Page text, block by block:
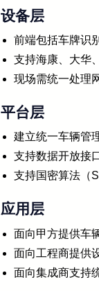
设备层
前端包括车牌识
支持海康、大华
现场需统一处理
平台层
建立统一车辆管
支持数据开放接
支持国密算法（
应用层
面向甲方提供车
面向工程商提供
面向集成商支持